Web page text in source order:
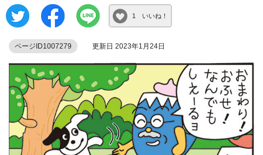
1 いいね！
ページID1007279 更新日 2023年1月24日